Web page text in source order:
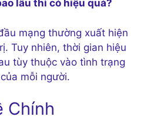
lâu thì có hiệu quả?
mạng thường xuất hiện
Tuy nhiên, thời gian hiệu
tùy thuộc vào tình trạng
mỗi người.
Chính